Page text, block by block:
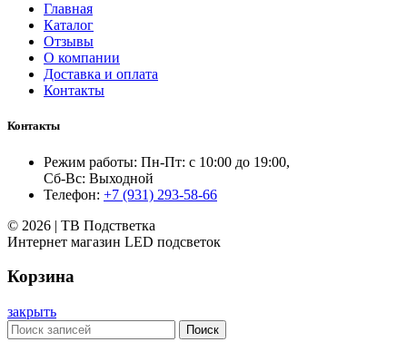
Главная
Каталог
Отзывы
О компании
Доставка и оплата
Контакты
Контакты
Режим работы: Пн-Пт: с 10:00 до 19:00,
Сб-Вс: Выходной
Телефон: +7 (931) 293-58-66
© 2026 | ТВ Подстветка
Интернет магазин LED подсветок
Корзина
закрыть
Поиск